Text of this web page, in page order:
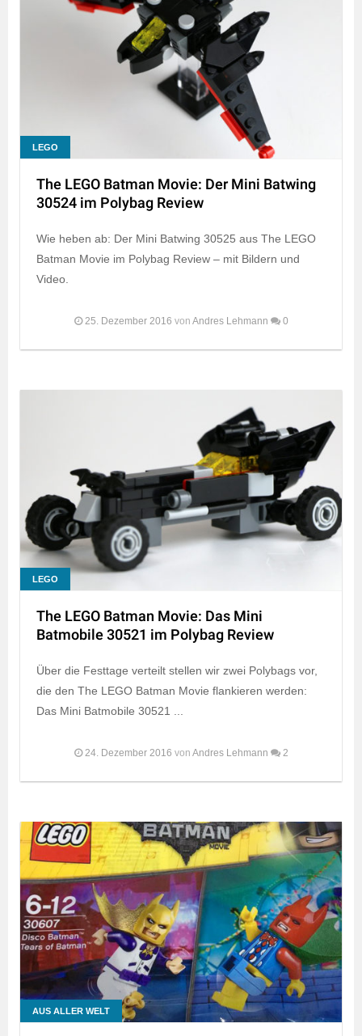
LEGO
The LEGO Batman Movie: Der Mini Batwing
30524 im Polybag Review
Wie heben ab: Der Mini Batwing 30525 aus The LEGO
Batman Movie im Polybag Review – mit Bildern und
Video.
25. Dezember 2016 von Andres Lehmann 0
LEGO
The LEGO Batman Movie: Das Mini
Batmobile 30521 im Polybag Review
Über die Festtage verteilt stellen wir zwei Polybags vor,
die den The LEGO Batman Movie flankieren werden:
Das Mini Batmobile 30521 ...
24. Dezember 2016 von Andres Lehmann 2
AUS ALLER WELT